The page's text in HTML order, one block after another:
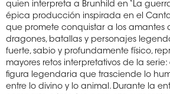
quien interpreta a Brunhild en “La
épica producción inspirada en el
que promete conquistar a los amantes
dragones, batallas y personajes
fuerte, sabio y profundamente físico,
mayores retos interpretativos de la
figura legendaria que trasciende lo
entre lo divino y lo animal. Durante la